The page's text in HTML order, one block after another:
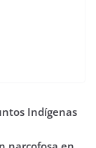
Indígenas